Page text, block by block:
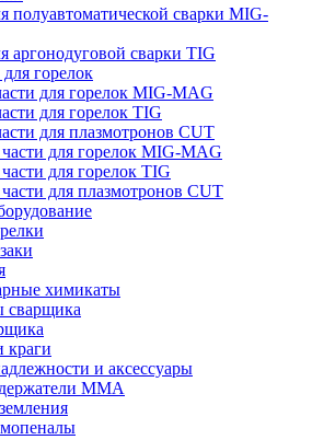
полуавтоматической сварки MIG-
аргонодуговой сварки TIG
горелок
для горелок MIG-MAG
для горелок TIG
для плазмотронов CUT
для горелок MIG-MAG
для горелок TIG
для плазмотронов CUT
химикаты
сварщика
краги
и аксессуары
MMA